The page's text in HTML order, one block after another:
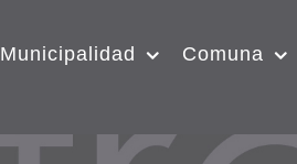
Municipalidad Comuna